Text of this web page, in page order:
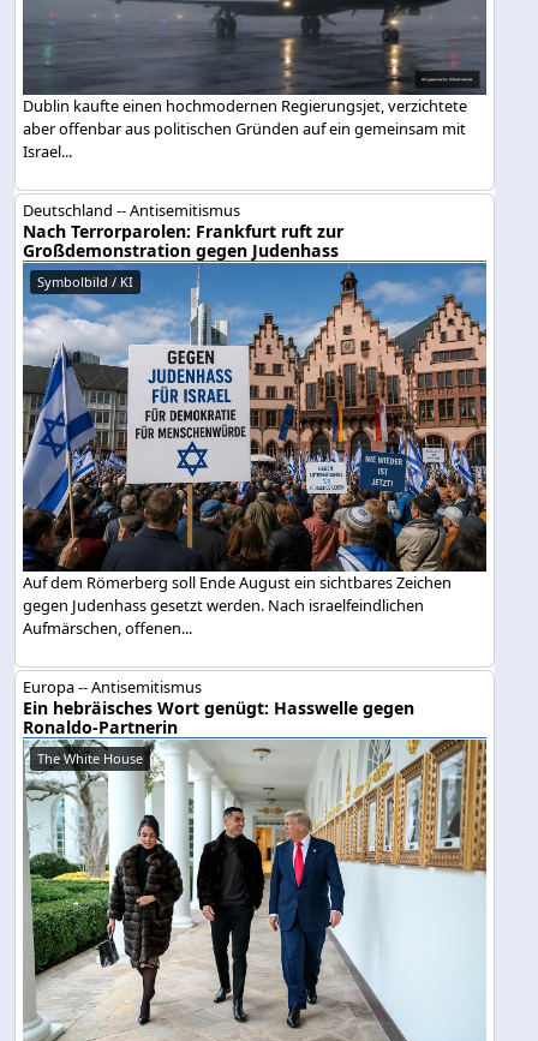
Dublin kaufte einen hochmodernen Regierungsjet, verzichtete
aber offenbar aus politischen Gründen auf ein gemeinsam mit
Israel...
Deutschland -- Antisemitismus
Nach Terrorparolen: Frankfurt ruft zur
Großdemonstration gegen Judenhass
Symbolbild / KI
Auf dem Römerberg soll Ende August ein sichtbares Zeichen
gegen Judenhass gesetzt werden. Nach israelfeindlichen
Aufmärschen, offenen...
Europa -- Antisemitismus
Ein hebräisches Wort genügt: Hasswelle gegen
Ronaldo-Partnerin
The White House